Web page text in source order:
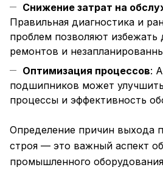
Снижение затрат на
Правильная диагностика и
проблем позволяют избежать
ремонтов и
Оптимизация процессов:
подшипников может
процессы и эффективность
Определение причин выхода
строя — это важный аспект
промышленного